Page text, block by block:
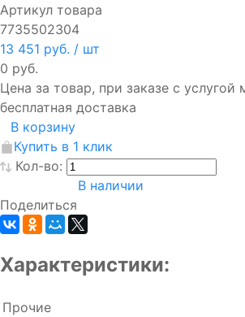
Артикул товара
7735502304
13 451 руб. / шт
0 руб.
Цена за товар, при заказе с услугой
бесплатная доставка
В корзину
Купить в 1 клик
Кол-во:
В наличии
Поделиться
Характеристики:
Прочие